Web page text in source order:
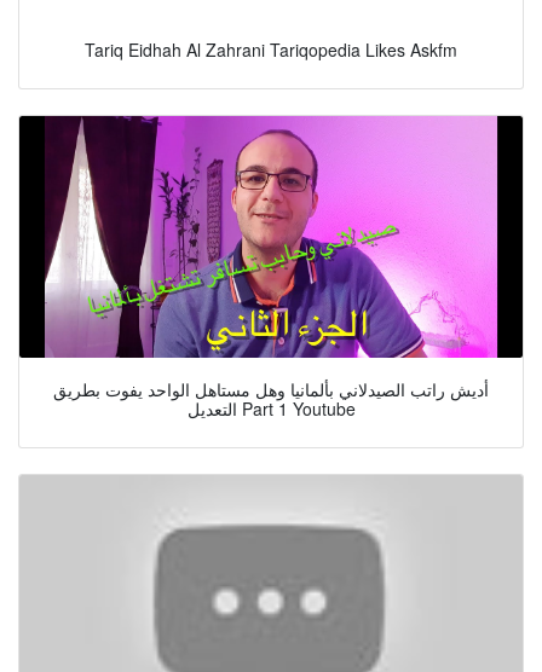
Tariq Eidhah Al Zahrani Tariqopedia Likes Askfm
أديش راتب الصيدلاني بألمانيا وهل مستاهل الواحد يفوت بطريق
التعديل Part 1 Youtube